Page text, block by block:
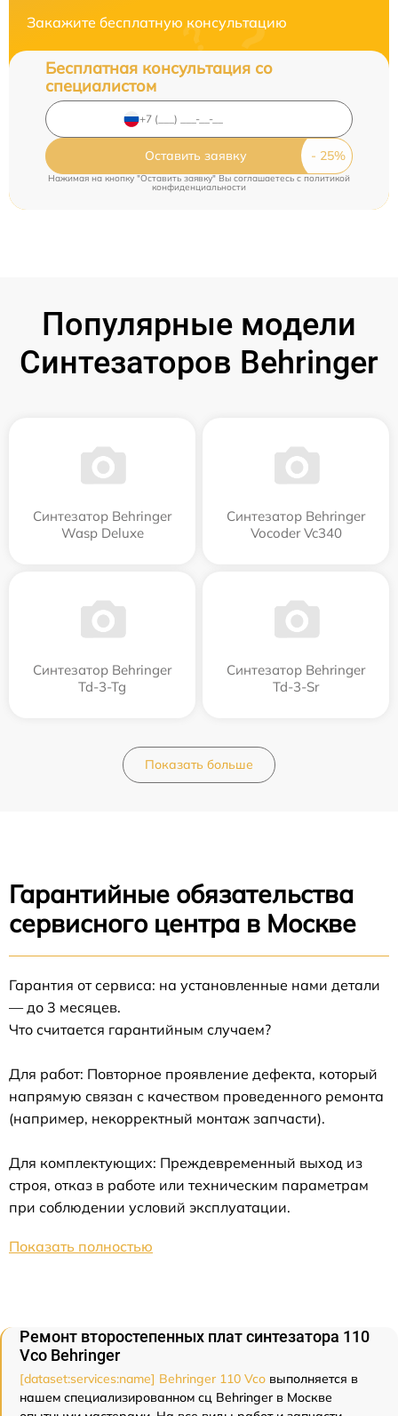
Закажите бесплатную консультацию
Бесплатная консультация со
специалистом
Оставить заявку
Нажимая на кнопку "Оставить заявку" Вы соглашаетесь cполитикой
конфиденциальности
Популярные модели
Синтезаторов Behringer
Синтезатор Behringer
Wasp Deluxe
Синтезатор Behringer
Vocoder Vc340
Синтезатор Behringer
Td-3-Tg
Синтезатор Behringer
Td-3-Sr
Показать больше
Гарантийные обязательства
сервисного центра в Москве
Гарантия от сервиса: на установленные нами детали
— до 3 месяцев.
Что считается гарантийным случаем?
Для работ: Повторное проявление дефекта, который
напрямую связан с качеством проведенного ремонта
(например, некорректный монтаж запчасти).
Для комплектующих: Преждевременный выход из
строя, отказ в работе или техническим параметрам
при соблюдении условий эксплуатации.
Показать полностью
Ремонт второстепенных плат синтезатора 110
Vco Behringer
[dataset:services:name] Behringer 110 Vco выполняется в
нашем специализированном сц Behringer в Москве